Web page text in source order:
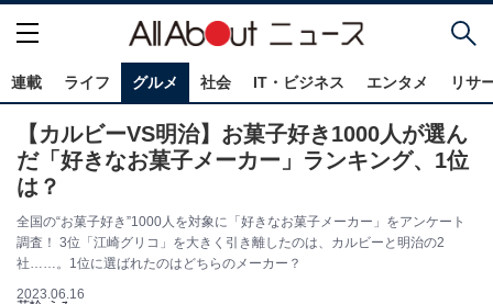
連載 ライフ グルメ 社会 IT・ビジネス エンタメ リサ
【カルビーVS明治】お菓子好き1000人が選ん
だ「好きなお菓子メーカー」ランキング、1位
は？
全国の“お菓子好き”1000人を対象に「好きなお菓子メーカー」をアンケート
調査！ 3位「江崎グリコ」を大きく引き離したのは、カルビーと明治の2
社……。1位に選ばれたのはどちらのメーカー？
2023.06.16